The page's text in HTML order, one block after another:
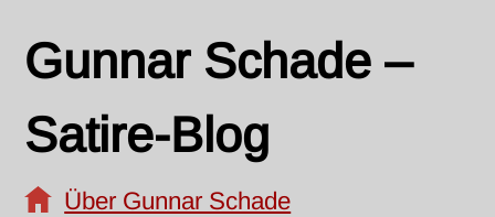
Gunnar Schade –
Satire-Blog
Über Gunnar Schade